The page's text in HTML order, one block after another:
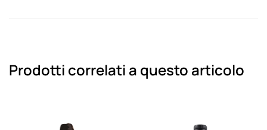
Prodotti correlati a questo articolo